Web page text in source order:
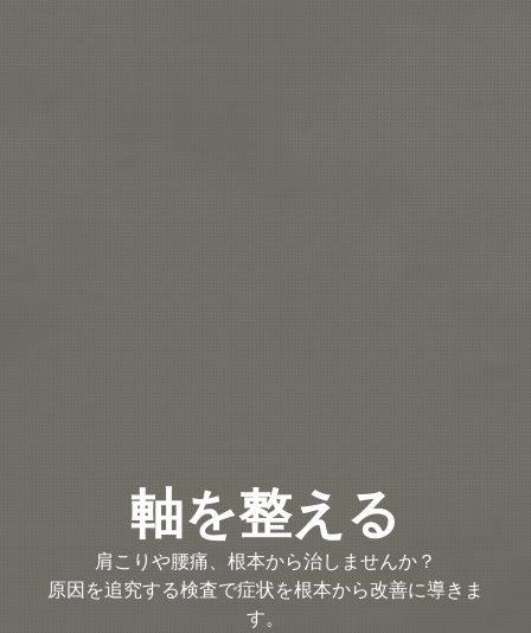
軸を整える
肩こりや腰痛、根本から治しませんか？
原因を追究する検査で症状を根本から改善に導きま
す。